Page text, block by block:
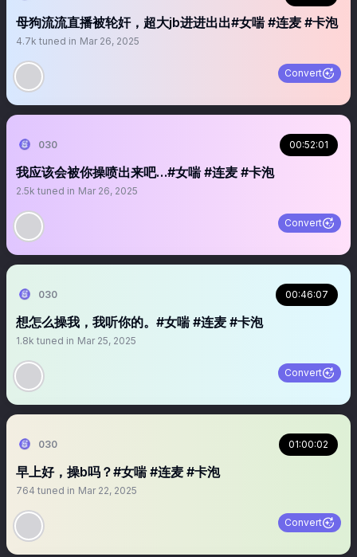
母狗流流直播被轮奸，超大jb进进出出#女喘 #连麦 #卡泡
4.7k tuned in Mar 26, 2025
Convert
030 00:52:01
我应该会被你操喷出来吧…#女喘 #连麦 #卡泡
2.5k tuned in Mar 26, 2025
Convert
030 00:46:07
想怎么操我，我听你的。#女喘 #连麦 #卡泡
1.8k tuned in Mar 25, 2025
Convert
030 01:00:02
早上好，操b吗？#女喘 #连麦 #卡泡
764 tuned in Mar 22, 2025
Convert